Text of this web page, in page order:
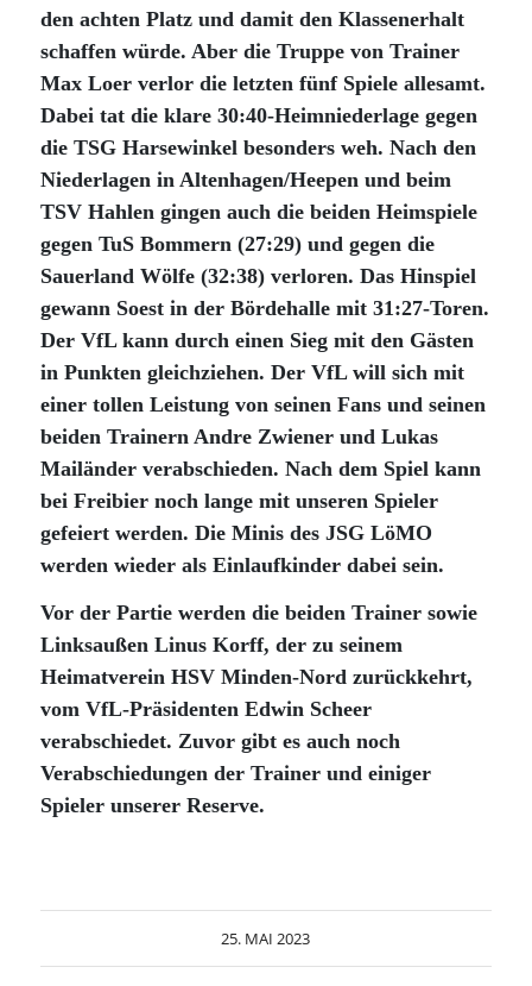
den achten Platz und damit den Klassenerhalt
schaffen würde. Aber die Truppe von Trainer
Max Loer verlor die letzten fünf Spiele allesamt.
Dabei tat die klare 30:40-Heimniederlage gegen
die TSG Harsewinkel besonders weh. Nach den
Niederlagen in Altenhagen/Heepen und beim
TSV Hahlen gingen auch die beiden Heimspiele
gegen TuS Bommern (27:29) und gegen die
Sauerland Wölfe (32:38) verloren. Das Hinspiel
gewann Soest in der Bördehalle mit 31:27-Toren.
Der VfL kann durch einen Sieg mit den Gästen
in Punkten gleichziehen. Der VfL will sich mit
einer tollen Leistung von seinen Fans und seinen
beiden Trainern Andre Zwiener und Lukas
Mailänder verabschieden. Nach dem Spiel kann
bei Freibier noch lange mit unseren Spieler
gefeiert werden. Die Minis des JSG LöMO
werden wieder als Einlaufkinder dabei sein.
Vor der Partie werden die beiden Trainer sowie
Linksaußen Linus Korff, der zu seinem
Heimatverein HSV Minden-Nord zurückkehrt,
vom VfL-Präsidenten Edwin Scheer
verabschiedet. Zuvor gibt es auch noch
Verabschiedungen der Trainer und einiger
Spieler unserer Reserve.
25. MAI 2023